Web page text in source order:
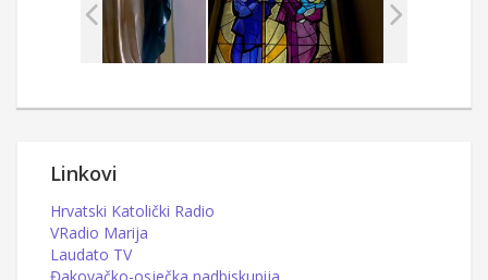
Linkovi
Hrvatski Katolički Radio
VRadio Marija
Laudato TV
Đakovačko-osječka nadbiskupija